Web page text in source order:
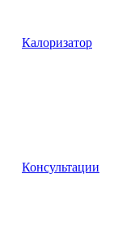
Калоризатор
Консультации